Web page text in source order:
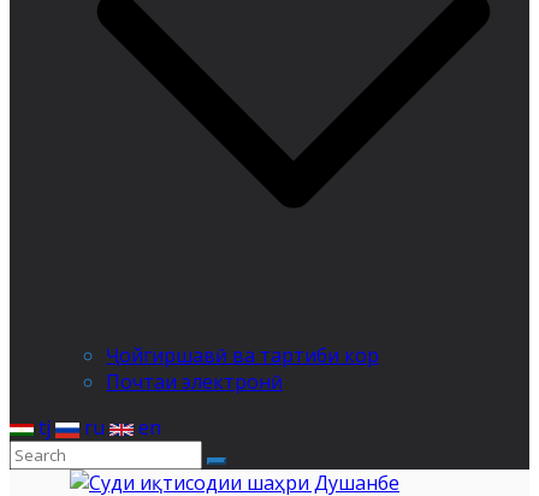
Ҷойгиршавӣ ва тартиби кор
Почтаи электронӣ
tj
ru en